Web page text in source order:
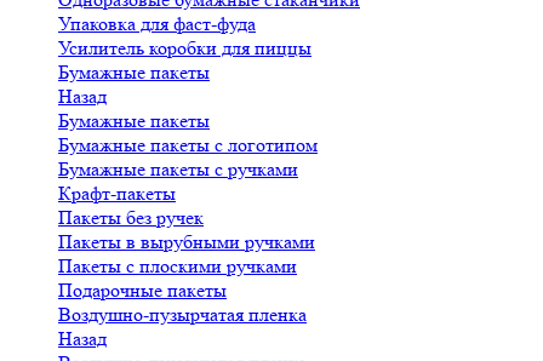
Упаковка для фаст-фуда
Усилитель коробки для пиццы
Бумажные пакеты
Назад
Бумажные пакеты
Бумажные пакеты с логотипом
Бумажные пакеты с ручками
Крафт-пакеты
Пакеты без ручек
Пакеты в вырубными ручками
Пакеты с плоскими ручками
Подарочные пакеты
Воздушно-пузырчатая пленка
Назад